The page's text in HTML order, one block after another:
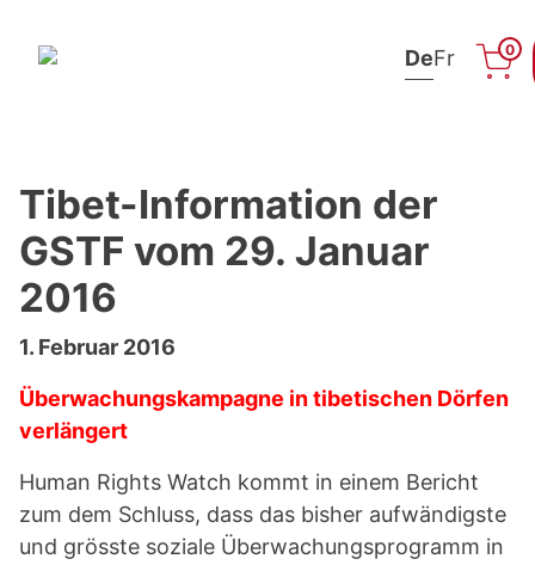
DeFr 0
Tibet-Information der
GSTF vom 29. Januar
2016
1. Februar 2016
Überwachungskampagne in tibetischen Dörfen
verlängert
Human Rights Watch kommt in einem Bericht
zum dem Schluss, dass das bisher aufwändigste
und grösste soziale Überwachungsprogramm in